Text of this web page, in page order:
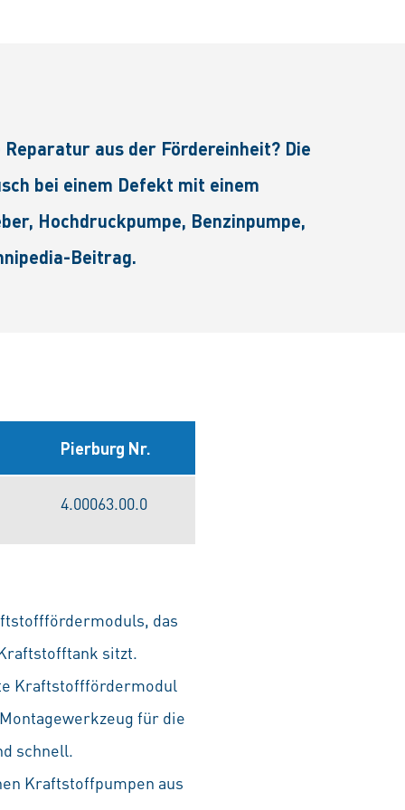
aus der Fördereinheit? Die
bei einem Defekt mit einem
Hochdruckpumpe, Benzinpumpe,
Beitrag.
Pierburg Nr.
4.00063.00.0
das
sitzt.
Kraftstofffördermodul
für die
schnell.
Kraftstoffpumpen aus